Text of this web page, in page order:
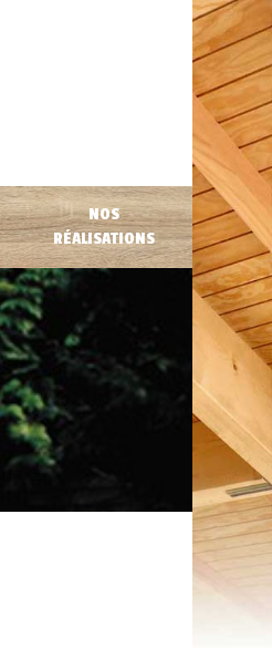
NOS
RÉALISATIONS